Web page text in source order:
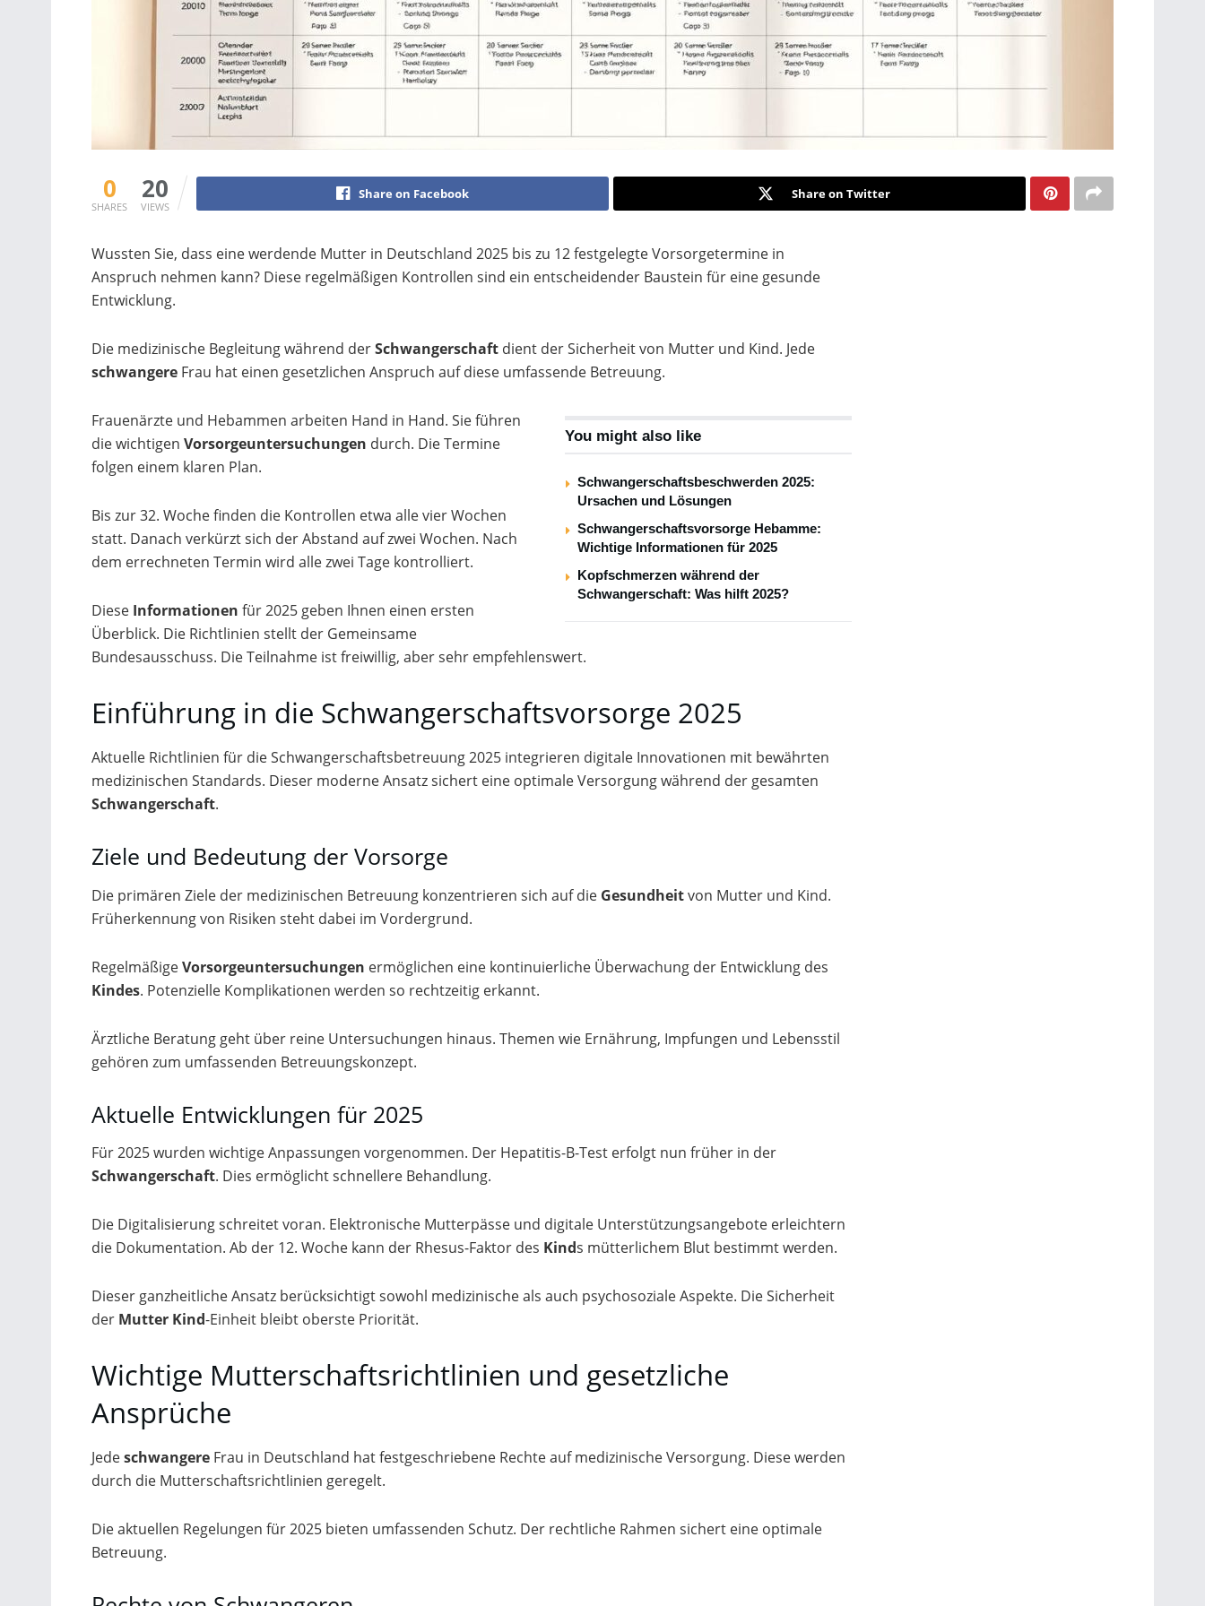
0
SHARES
20
VIEWS
Share on Facebook Share on Twitter
Wussten Sie, dass eine werdende Mutter in Deutschland 2025 bis zu 12 festgelegte Vorsorgetermine in
Anspruch nehmen kann? Diese regelmäßigen Kontrollen sind ein entscheidender Baustein für eine gesunde
Entwicklung.
Die medizinische Begleitung während derSchwangerschaft dient der Sicherheit von Mutter und Kind. Jede
schwangere Frau hat einen gesetzlichen Anspruch auf diese umfassende Betreuung.
You might also like
Schwangerschaftsbeschwerden 2025:
Ursachen und Lösungen
Schwangerschaftsvorsorge Hebamme:
Wichtige Informationen für 2025
Kopfschmerzen während der
Schwangerschaft: Was hilft 2025?
Frauenärzte und Hebammen arbeiten Hand in Hand. Sie führen
die wichtigen Vorsorgeuntersuchungen durch. Die Termine
folgen einem klaren Plan.
Bis zur 32. Woche finden die Kontrollen etwa alle vier Wochen
statt. Danach verkürzt sich der Abstand auf zwei Wochen. Nach
dem errechneten Termin wird alle zwei Tage kontrolliert.
Diese Informationen für 2025 geben Ihnen einen ersten
Überblick. Die Richtlinien stellt der Gemeinsame
Bundesausschuss. Die Teilnahme ist freiwillig, aber sehr empfehlenswert.
Einführung in die Schwangerschaftsvorsorge 2025
Aktuelle Richtlinien für die Schwangerschaftsbetreuung 2025 integrieren digitale Innovationen mit bewährten
medizinischen Standards. Dieser moderne Ansatz sichert eine optimale Versorgung während der gesamten
Schwangerschaft.
Ziele und Bedeutung der Vorsorge
Die primären Ziele der medizinischen Betreuung konzentrieren sich auf die Gesundheitvon Mutter und Kind.
Früherkennung von Risiken steht dabei im Vordergrund.
RegelmäßigeVorsorgeuntersuchungen ermöglichen eine kontinuierliche Überwachung der Entwicklung des
Kindes. Potenzielle Komplikationen werden so rechtzeitig erkannt.
Ärztliche Beratung geht über reine Untersuchungen hinaus. Themen wie Ernährung, Impfungen und Lebensstil
gehören zum umfassenden Betreuungskonzept.
Aktuelle Entwicklungen für 2025
Für 2025 wurden wichtige Anpassungen vorgenommen. Der Hepatitis-B-Test erfolgt nun früher in der
Schwangerschaft. Dies ermöglicht schnellere Behandlung.
Die Digitalisierung schreitet voran. Elektronische Mutterpässe und digitale Unterstützungsangebote erleichtern
die Dokumentation. Ab der 12. Woche kann der Rhesus-Faktor des Kinds mütterlichem Blut bestimmt werden.
Dieser ganzheitliche Ansatz berücksichtigt sowohl medizinische als auch psychosoziale Aspekte. Die Sicherheit
der Mutter Kind-Einheit bleibt oberste Priorität.
Wichtige Mutterschaftsrichtlinien und gesetzliche
Ansprüche
Jedeschwangere Frau in Deutschland hat festgeschriebene Rechte auf medizinische Versorgung. Diese werden
durch die Mutterschaftsrichtlinien geregelt.
Die aktuellen Regelungen für 2025 bieten umfassenden Schutz. Der rechtliche Rahmen sichert eine optimale
Betreuung.